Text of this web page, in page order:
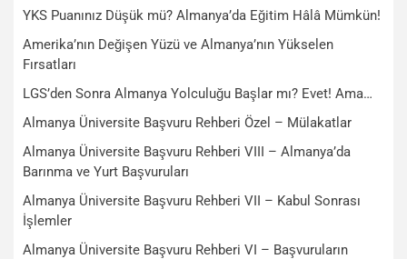
YKS Puanınız Düşük mü? Almanya’da Eğitim Hâlâ Mümkün!
Amerika’nın Değişen Yüzü ve Almanya’nın Yükselen
Fırsatları
LGS’den Sonra Almanya Yolculuğu Başlar mı? Evet! Ama…
Almanya Üniversite Başvuru Rehberi Özel – Mülakatlar
Almanya Üniversite Başvuru Rehberi VIII – Almanya’da
Barınma ve Yurt Başvuruları
Almanya Üniversite Başvuru Rehberi VII – Kabul Sonrası
İşlemler
Almanya Üniversite Başvuru Rehberi VI – Başvuruların